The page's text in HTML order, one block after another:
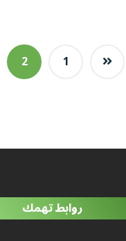
1
2
روابط تهمك